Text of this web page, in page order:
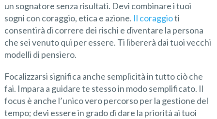
un sognatore senza risultati. Devi combinare i tuoi
sogni con coraggio, etica e azione. Il coraggioti
consentirà di correre dei rischi e diventare la persona
che sei venuto qui per essere. Ti libererà dai tuoi vecchi
modelli di pensiero.
Focalizzarsi significa anche semplicità in tutto ciò che
fai. Impara a guidare te stesso in modo semplificato. Il
focus è anche l’unico vero percorso per la gestione del
tempo; devi essere in grado di dare la priorità ai tuoi